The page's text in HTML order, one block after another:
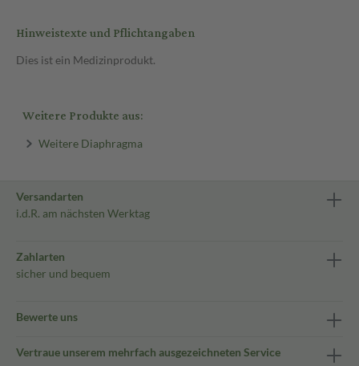
Hinweistexte und Pflichtangaben
Dies ist ein Medizinprodukt.
Weitere Produkte aus:
Weitere Diaphragma
Versandarten
i.d.R. am nächsten Werktag
Zahlarten
sicher und bequem
Bewerte uns
Vertraue unserem mehrfach ausgezeichneten Service